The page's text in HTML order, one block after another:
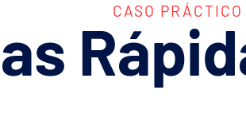
CASO PRÁCTICO